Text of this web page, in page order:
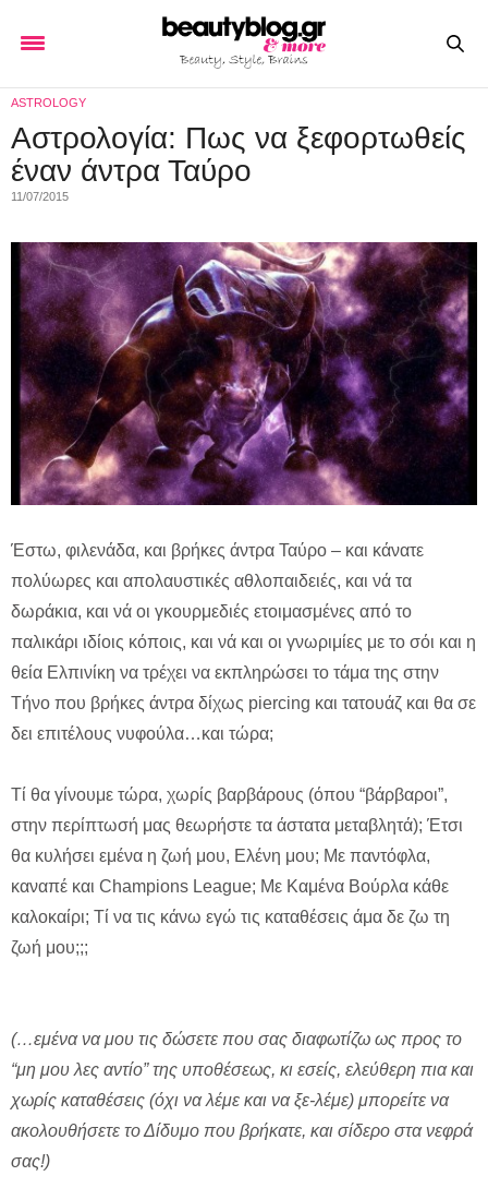
ASTROLOGY
Aστρολογία: Πως να ξεφορτωθείς
έναν άντρα Ταύρο
11/07/2015
Έστω, φιλενάδα, και βρήκες άντρα Ταύρο – και κάνατε
πολύωρες και απολαυστικές αθλοπαιδειές, και νά τα
δωράκια, και νά οι γκουρμεδιές ετοιμασμένες από το
παλικάρι ιδίοις κόποις, και νά και οι γνωριμίες με το σόι και η
θεία Ελπινίκη να τρέχει να εκπληρώσει το τάμα της στην
Τήνο που βρήκες άντρα δίχως piercing και τατουάζ και θα σε
δει επιτέλους νυφούλα…και τώρα;
Τί θα γίνουμε τώρα, χωρίς βαρβάρους (όπου “βάρβαροι”,
στην περίπτωσή μας θεωρήστε τα άστατα μεταβλητά); Έτσι
θα κυλήσει εμένα η ζωή μου, Ελένη μου; Με παντόφλα,
καναπέ και Champions League; Με Καμένα Βούρλα κάθε
καλοκαίρι; Τί να τις κάνω εγώ τις καταθέσεις άμα δε ζω τη
ζωή μου;;;
(…εμένα να μου τις δώσετε που σας διαφωτίζω ως προς το
“μη μου λες αντίο” της υποθέσεως, κι εσείς, ελεύθερη πια και
χωρίς καταθέσεις (όχι να λέμε και να ξε-λέμε) μπορείτε να
ακολουθήσετε το Δίδυμο που βρήκατε, και σίδερο στα νεφρά
σας!)